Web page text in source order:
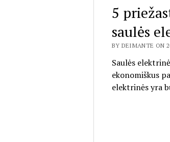
5
saulės
BY DEIMANTE ON
Saulės
ekonomiškus
elektrinės yra